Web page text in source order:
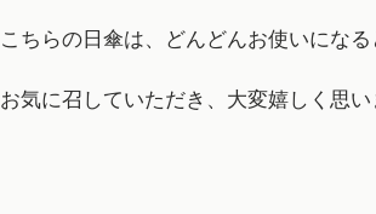
こちらの日傘は、どんどんお使いになる
お気に召していただき、大変嬉しく思い